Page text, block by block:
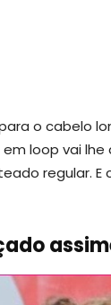
o cabelo
loop vai lhe
regular. E